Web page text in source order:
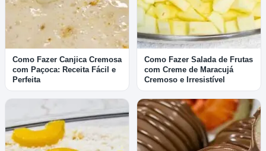
Como Fazer Canjica Cremosa
com Paçoca: Receita Fácil e
Perfeita
Como Fazer Salada de Frutas
com Creme de Maracujá
Cremoso e Irresistível